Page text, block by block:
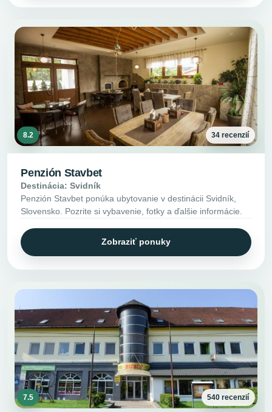
8.2 34 recenzií
Penzión Stavbet
Destinácia: Svidník
Penzión Stavbet ponúka ubytovanie v destinácii Svidník,
Slovensko. Pozrite si vybavenie, fotky a ďalšie informácie.
Zobraziť ponuky
7.5 540 recenzií